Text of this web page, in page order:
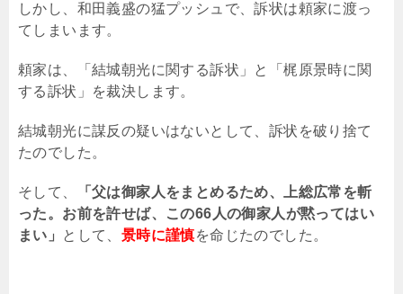
しかし、和田義盛の猛プッシュで、訴状は頼家に渡っ
てしまいます。
頼家は、「結城朝光に関する訴状」と「梶原景時に関
する訴状」を裁決します。
結城朝光に謀反の疑いはないとして、訴状を破り捨て
たのでした。
そして、
「父は御家人をまとめるため、上総広常を斬
った。お前を許せば、この66人の御家人が黙ってはい
まい」
として、 景時に謹慎を命じたのでした。